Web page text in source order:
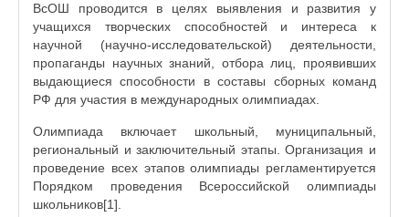
ВсОШ проводится в целях выявления и развития у
учащихся творческих способностей и интереса к
научной (научно-исследовательской) деятельности,
пропаганды научных знаний, отбора лиц, проявивших
выдающиеся способности в составы сборных команд
РФ для участия в международных олимпиадах.
Олимпиада включает школьный, муниципальный,
региональный и заключительный этапы. Организация и
проведение всех этапов олимпиады регламентируется
Порядком проведения Всероссийской олимпиады
школьников[1].